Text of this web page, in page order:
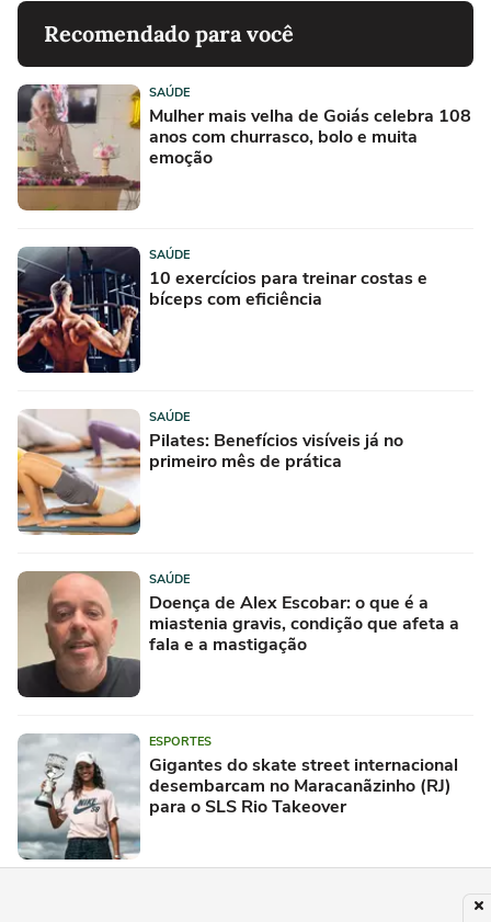
Recomendado para você
SAÚDE
Mulher mais velha de Goiás celebra 108
anos com churrasco, bolo e muita
emoção
SAÚDE
10 exercícios para treinar costas e
bíceps com eficiência
SAÚDE
Pilates: Benefícios visíveis já no
primeiro mês de prática
SAÚDE
Doença de Alex Escobar: o que é a
miastenia gravis, condição que afeta a
fala e a mastigação
ESPORTES
Gigantes do skate street internacional
desembarcam no Maracanãzinho (RJ)
para o SLS Rio Takeover